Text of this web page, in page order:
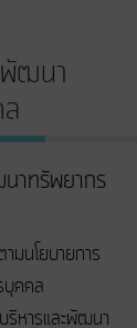
พัฒนา
าทรัพยากร
มนโยบายการ
บุคคล
หารและพัฒนา